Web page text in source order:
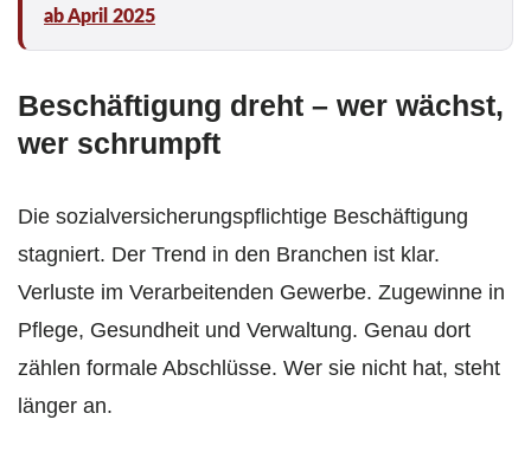
ab April 2025
Beschäftigung dreht – wer wächst,
wer schrumpft
Die sozialversicherungspflichtige Beschäftigung
stagniert. Der Trend in den Branchen ist klar.
Verluste im Verarbeitenden Gewerbe. Zugewinne in
Pflege, Gesundheit und Verwaltung. Genau dort
zählen formale Abschlüsse. Wer sie nicht hat, steht
länger an.